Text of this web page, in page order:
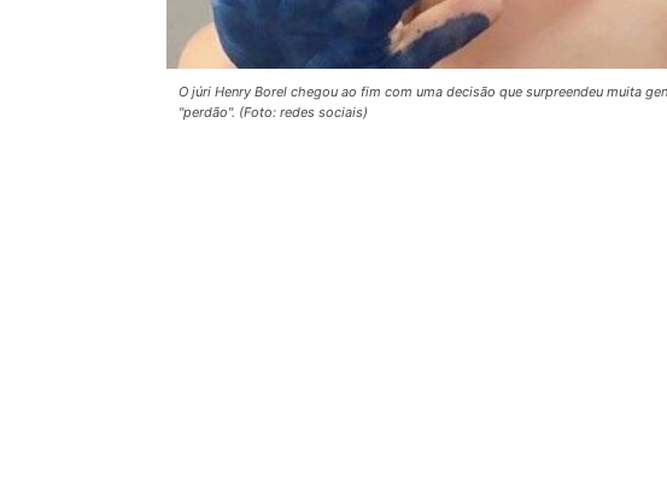
O júri Henry Borel chegou ao fim com uma decisão que surpreendeu muita
"perdão". (Foto: redes sociais)